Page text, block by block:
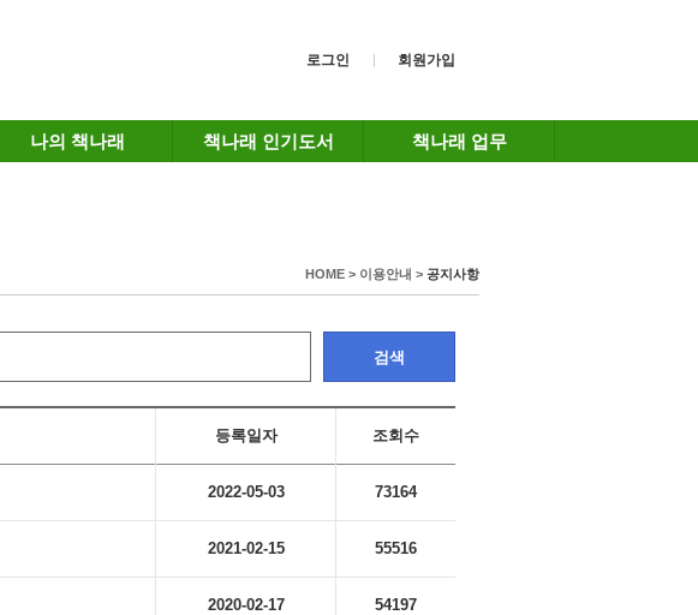
로그인 회원가입
나의 책나래 책나래 인기도서 책나래 업무
HOME > 이용안내 > 공지사항
검색
등록일자 조회수
2022-05-03 73164
2021-02-15 55516
2020-02-17 54197